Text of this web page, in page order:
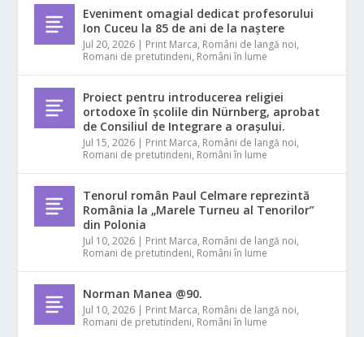
Eveniment omagial dedicat profesorului
Ion Cuceu la 85 de ani de la naștere
Jul 20, 2026 | Print Marca, Români de langă noi,
Romani de pretutindeni, Români în lume
Proiect pentru introducerea religiei
ortodoxe în școlile din Nürnberg, aprobat
de Consiliul de Integrare a orașului.
Jul 15, 2026 | Print Marca, Români de langă noi,
Romani de pretutindeni, Români în lume
Tenorul român Paul Celmare reprezintă
România la „Marele Turneu al Tenorilor”
din Polonia
Jul 10, 2026 | Print Marca, Români de langă noi,
Romani de pretutindeni, Români în lume
Norman Manea @90.
Jul 10, 2026 | Print Marca, Români de langă noi,
Romani de pretutindeni, Români în lume